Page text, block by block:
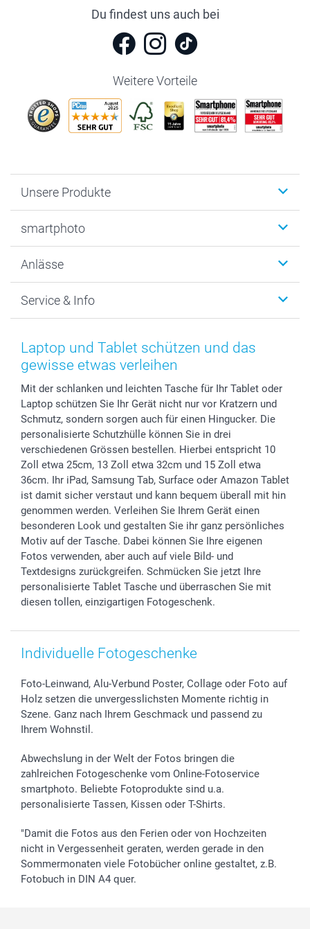
Du findest uns auch bei
Weitere Vorteile
Unsere Produkte
Fotogeschenke
MyNameBook
Fotoabzüge, Fotos als Buch & Poster
Zubehör & Material
Foto-Kalender & Agenden
Geschenk-Gutscheine (PDF)
smartphoto
Warum smartphoto
Datenschutz
AGB
Impressum
Partnerprogramme
Investor Relations
B2B smartbusiness
Widerrufsrecht
Anlässe
Neujahr
Muttertag
Vatertag
Hochzeit
Geburtstag
Geburt
Zu allen Anlässen
Service & Info
Anmelden /Registrieren
Preise und Versandkosten
72h Lieferung
Zahlungsmöglichkeiten
Sitemap
Status der Bestellung
smartfriends
smartgarantie
Laptop und Tablet schützen und das
gewisse etwas verleihen
Mit der schlanken und leichten Tasche für Ihr Tablet oder
Laptop schützen Sie Ihr Gerät nicht nur vor Kratzern und
Schmutz, sondern sorgen auch für einen Hingucker. Die
personalisierte Schutzhülle können Sie in drei
verschiedenen Grössen bestellen. Hierbei entspricht 10
Zoll etwa 25cm, 13 Zoll etwa 32cm und 15 Zoll etwa
36cm. Ihr iPad, Samsung Tab, Surface oder Amazon Tablet
ist damit sicher verstaut und kann bequem überall mit hin
genommen werden. Verleihen Sie Ihrem Gerät einen
besonderen Look und gestalten Sie ihr ganz persönliches
Motiv auf der Tasche. Dabei können Sie Ihre eigenen
Fotos verwenden, aber auch auf viele Bild- und
Textdesigns zurückgreifen. Schmücken Sie jetzt Ihre
personalisierte Tablet Tasche und überraschen Sie mit
diesen tollen, einzigartigen Fotogeschenk.
Individuelle Fotogeschenke
Foto-Leinwand, Alu-Verbund Poster, Collage oder Foto auf
Holz setzen die unvergesslichsten Momente richtig in
Szene. Ganz nach Ihrem Geschmack und passend zu
Ihrem Wohnstil.
Abwechslung in der Welt der Fotos bringen die
zahlreichen Fotogeschenke vom Online-Fotoservice
smartphoto. Beliebte Fotoprodukte sind u.a.
personalisierte Tassen, Kissen oder T-Shirts.
"Damit die Fotos aus den Ferien oder von Hochzeiten
nicht in Vergessenheit geraten, werden gerade in den
Sommermonaten viele Fotobücher online gestaltet, z.B.
Fotobuch in DIN A4 quer.